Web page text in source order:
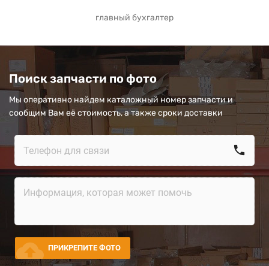
главный бухгалтер
Поиск запчасти по фото
Мы оперативно найдем каталожный номер запчасти и
сообщим Вам её стоимость, а также сроки доставки
call
cloud_upload ПРИКРЕПИТЕ ФОТО